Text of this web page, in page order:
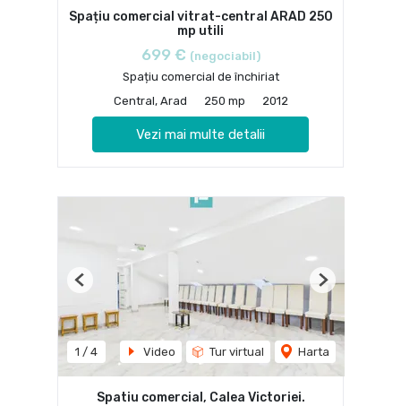
Spațiu comercial vitrat-central ARAD 250
mp utili
699 € (negociabil)
Spațiu comercial de închiriat
Central, Arad
250 mp 2012
Vezi mai multe detalii
1 / 4 Video Tur virtual Harta
Previous Next
Spatiu comercial, Calea Victoriei.